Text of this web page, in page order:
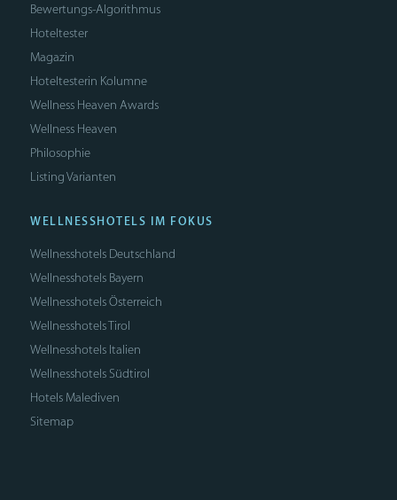
Bewertungs-Algorithmus
Hoteltester
Magazin
Hoteltesterin Kolumne
Wellness Heaven Awards
Wellness Heaven
Philosophie
Listing Varianten
WELLNESSHOTELS IM FOKUS
Wellnesshotels Deutschland
Wellnesshotels Bayern
Wellnesshotels Österreich
Wellnesshotels Tirol
Wellnesshotels Italien
Wellnesshotels Südtirol
Hotels Malediven
Sitemap